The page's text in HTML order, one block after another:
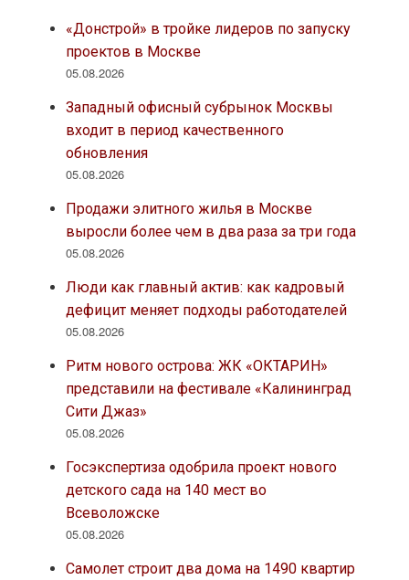
«Донстрой» в тройке лидеров по запуску
проектов в Москве
05.08.2026
Западный офисный субрынок Москвы
входит в период качественного
обновления
05.08.2026
Продажи элитного жилья в Москве
выросли более чем в два раза за три года
05.08.2026
Люди как главный актив: как кадровый
дефицит меняет подходы работодателей
05.08.2026
Ритм нового острова: ЖК «ОКТАРИН»
представили на фестивале «Калининград
Сити Джаз»
05.08.2026
Госэкспертиза одобрила проект нового
детского сада на 140 мест во
Всеволожске
05.08.2026
Самолет строит два дома на 1490 квартир